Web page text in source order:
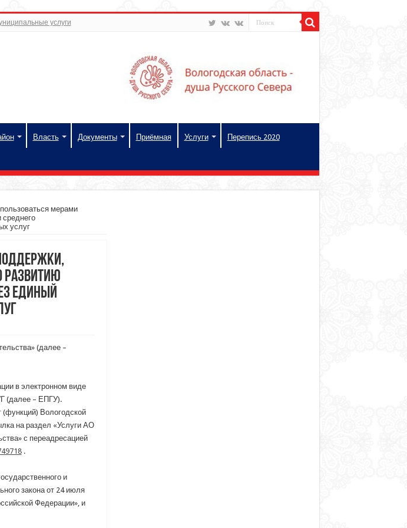
услуги
Власть Документы Приёмная Услуги Перепись 2020
мерами
услуг
развитию
Единый
(далее –
в электронном виде
– ЕПГУ).
(функций) Вологодской
на раздел «Услуги АО
с переадресацией
.
и
закона от 24 июля
Федерации», и